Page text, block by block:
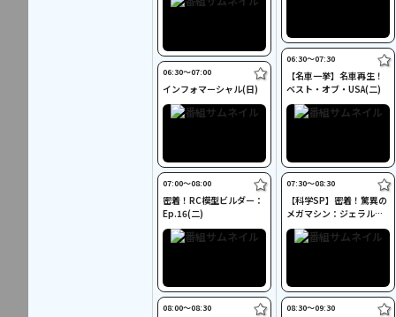
06:30〜07:00
インフォマーシャル(日)
07:00〜08:00
密着！RC模型ビルダー：
Ep.16(二)
08:00〜08:30
06:30〜07:30
【名車一挙】名車再生！
ベスト・オブ・USA(二)
07:30〜08:30
【科学SP】密着！驚異の
メガマシン：ジェラル
ド・R・フォード(二)
08:30〜09:30